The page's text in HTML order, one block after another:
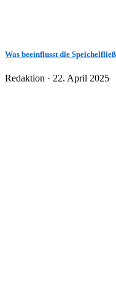
Was beeinflusst die
Redaktion · Veröffentlicht
22. April 2025